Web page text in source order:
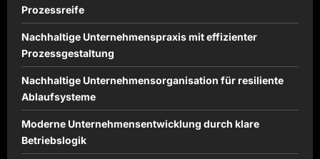
Prozessreife
Nachhaltige Unternehmenspraxis mit effizienter
Prozessgestaltung
Nachhaltige Unternehmensorganisation für resiliente
Ablaufsysteme
Moderne Unternehmensentwicklung durch klare
Betriebslogik